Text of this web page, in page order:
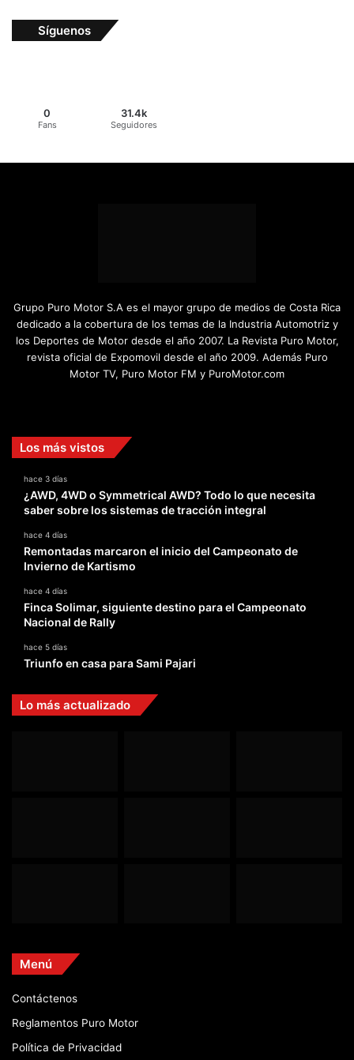
Síguenos
0
Fans
31.4k
Seguidores
Grupo Puro Motor S.A es el mayor grupo de medios de Costa Rica
dedicado a la cobertura de los temas de la Industria Automotriz y
los Deportes de Motor desde el año 2007. La Revista Puro Motor,
revista oficial de Expomovil desde el año 2009. Además Puro
Motor TV, Puro Motor FM y PuroMotor.com
Los más vistos
hace 3 días
¿AWD, 4WD o Symmetrical AWD? Todo lo que necesita
saber sobre los sistemas de tracción integral
hace 4 días
Remontadas marcaron el inicio del Campeonato de
Invierno de Kartismo
hace 4 días
Finca Solimar, siguiente destino para el Campeonato
Nacional de Rally
hace 5 días
Triunfo en casa para Sami Pajari
Lo más actualizado
Menú
Contáctenos
Reglamentos Puro Motor
Política de Privacidad